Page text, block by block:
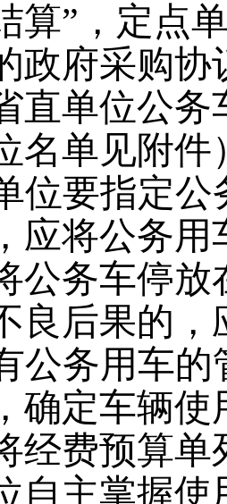
算”，定点
政府采购
直单位公务
名单见附件
位要指定
应将公务
公务车停
良后果的
公务用车
确定车辆
经费预算
自主掌握